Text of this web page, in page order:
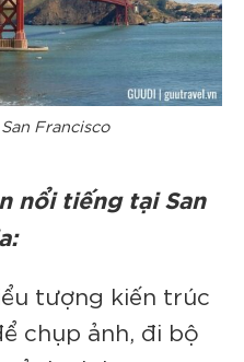
Francisco
nổi tiếng tại San
tượng kiến trúc
chụp ảnh, đi bộ